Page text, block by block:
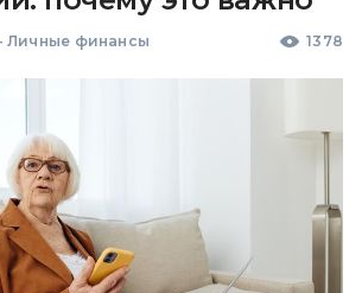
Личные финансы 1378